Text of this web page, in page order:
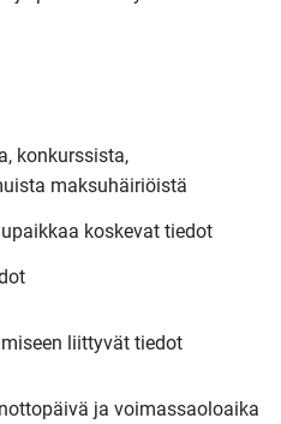
konkurssista,
maksuhäiriöistä
koskevat tiedot
liittyvät tiedot
ja voimassaoloaika